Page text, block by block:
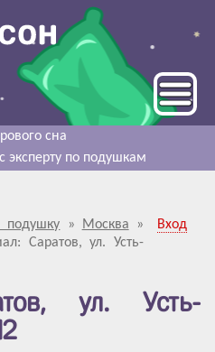
сна
эксперту по подушкам
подушку » Москва »
Саратов, ул. Усть-
Вход
ул. Усть-